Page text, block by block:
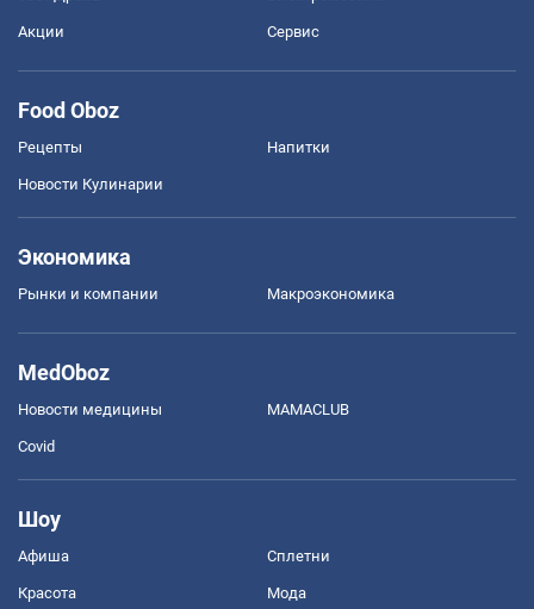
Акции Сервис
Food Oboz
Рецепты Напитки
Новости Кулинарии
Экономика
Рынки и компании Mакроэкономика
MedOboz
Новости медицины MAMACLUB
Covid
Шоу
Афиша Сплетни
Красота Мода